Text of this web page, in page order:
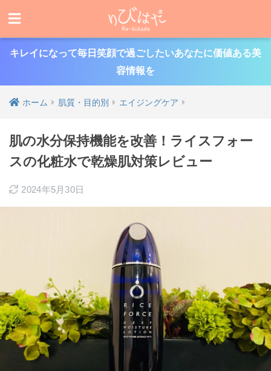
キレイになって毎日笑顔で過ごしたいあなたに価値ある美
容情報を
ホーム 肌質・目的別 エイジングケア
肌の水分保持機能を改善！ライスフォー
スの化粧水で乾燥肌対策レビュー
2024年5月30日